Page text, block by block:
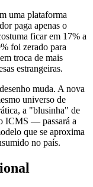
uma plataforma
paga apenas o
ficar em 17% a
foi zerado para
troca de mais
estrangeiras.
muda. A nova
universo de
a "blusinha" de
ICMS — passará a
que se aproxima
no país.